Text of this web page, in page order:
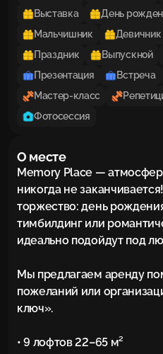
Выставка
День
Мальчишник
Девичник
Праздник
Выпускной
Презентация
Встреча
Мастер-класс
Фотосессия
О месте
Memory Place —
никогда не
торжество: день
тимбилдинг или
идеально подойдут под
Мы предлагаем аренду
пожеланий или
ключ».
• 9 лофтов 22–65 м²